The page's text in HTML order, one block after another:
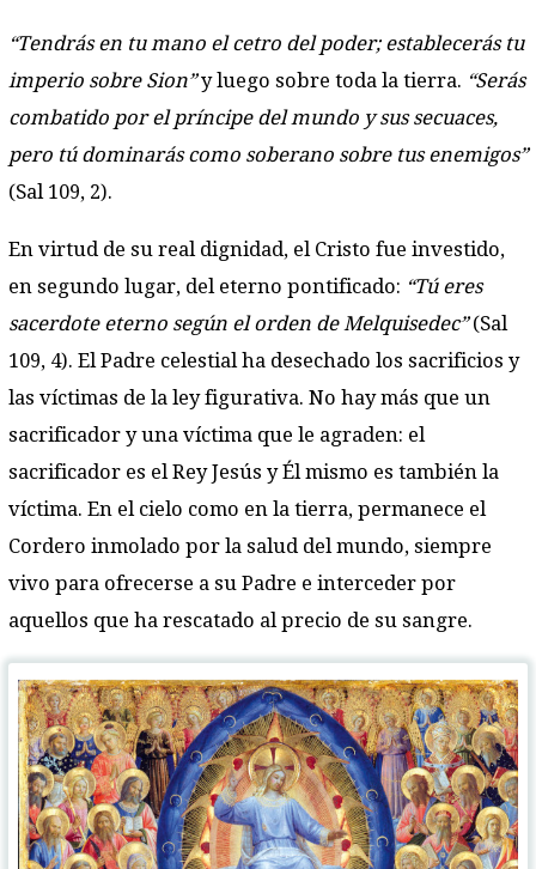
“Tendrás en tu mano el cetro del poder; establecerás tu
imperio sobre Sion”y luego sobre toda la tierra. “Serás
combatido por el príncipe del mundo y sus secuaces,
pero tú dominarás como soberano sobre tus enemigos”
(Sal 109, 2).
En virtud de su real dignidad, el Cristo fue investido,
en segundo lugar, del eterno pontificado: “Tú eres
sacerdote eterno según el orden de Melquisedec”(Sal
109, 4). El Padre celestial ha desechado los sacrificios y
las víctimas de la ley figurativa. No hay más que un
sacrificador y una víctima que le agraden: el
sacrificador es el Rey Jesús y Él mismo es también la
víctima. En el cielo como en la tierra, permanece el
Cordero inmolado por la salud del mundo, siempre
vivo para ofrecerse a su Padre e interceder por
aquellos que ha rescatado al precio de su sangre.